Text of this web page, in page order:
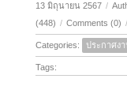
13 มิถุนายน 2567 /
(448) / Comments (0) /
Categories: ประกาศง
Tags: